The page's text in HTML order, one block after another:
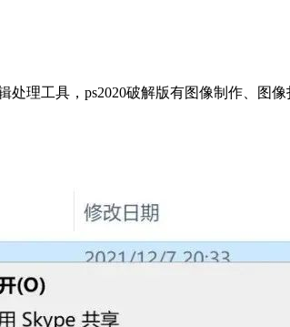
理工具，ps2020破解版有图像制作、图